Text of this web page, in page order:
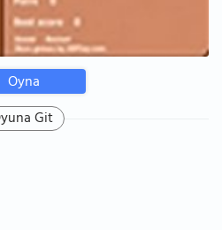
Oyna
Git